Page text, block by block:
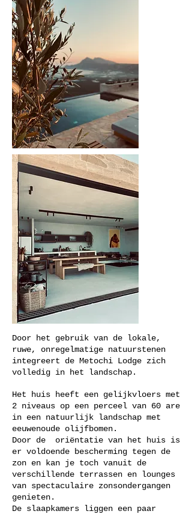
Door het gebruik van de lokale,
ruwe, onregelmatige natuurstenen
integreert de Metochi Lodge zich
volledig in het landschap.
Het huis heeft een gelijkvloers met
2 niveaus op een perceel van 60 are
in een natuurlijk landschap met
eeuwenoude olijfbomen.
Door de oriëntatie van het huis is
er voldoende bescherming tegen de
zon en kan je toch vanuit de
verschillende terrassen en lounges
van spectaculaire zonsondergangen
genieten.
De slaapkamers liggen een paar